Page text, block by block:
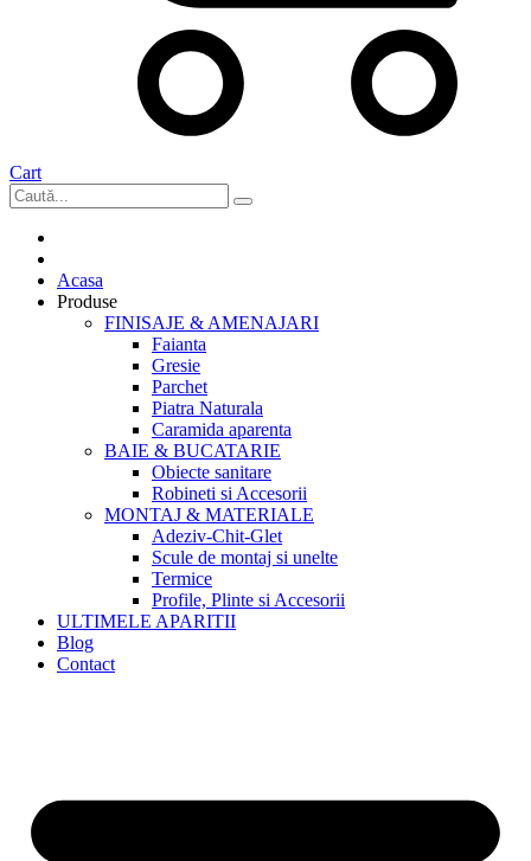
Cart
Acasa
Produse
FINISAJE & AMENAJARI
Faianta
Gresie
Parchet
Piatra Naturala
Caramida aparenta
BAIE & BUCATARIE
Obiecte sanitare
Robineti si Accesorii
MONTAJ & MATERIALE
Adeziv-Chit-Glet
Scule de montaj si unelte
Termice
Profile, Plinte si Accesorii
ULTIMELE APARITII
Blog
Contact